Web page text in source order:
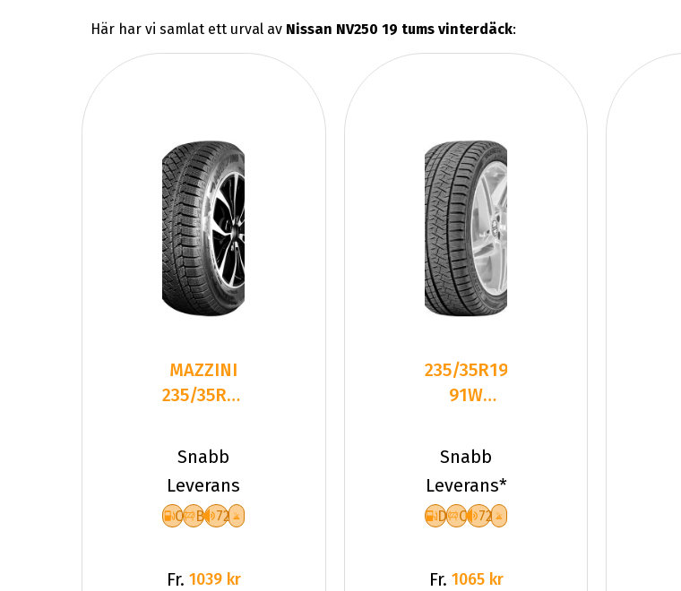
Här har vi samlat ett urval av Nissan NV250 19 tums vinterdäck:
MAZZINI
235/35R19
LEOPARD
2
Snabb
Leverans
C B 72
Fr. 1039 kr
235/35R19
91W
PL02 XL
Friktion
2025
Snabb
Leverans*
D C 72
Fr. 1065 kr